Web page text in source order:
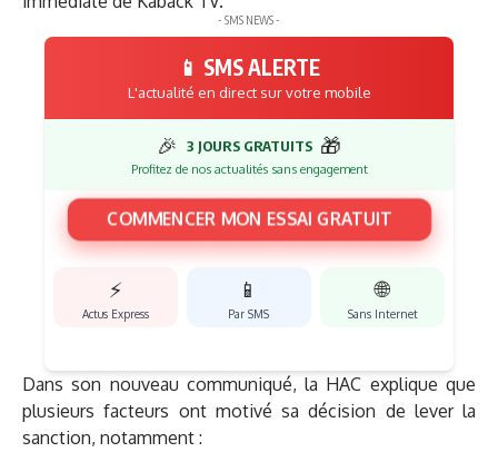
- SMS NEWS -
📱 SMS ALERTE
L'actualité en direct sur votre mobile
🎉 3 JOURS GRATUITS 🎁
Profitez de nos actualités sans engagement
COMMENCER MON ESSAI GRATUIT
⚡
Actus Express
📱
Par SMS
🌐
Sans Internet
Dans son nouveau communiqué, la HAC explique que
plusieurs facteurs ont motivé sa décision de lever la
sanction, notamment :